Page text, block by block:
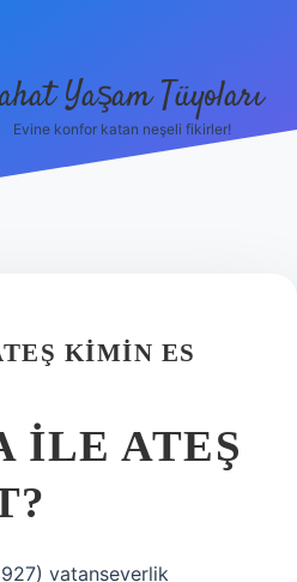
Yaşam Tüyoları
Evine konfor katan neşeli fikirler!
KIMIN ES
ILE ATEŞ
vatanseverlik